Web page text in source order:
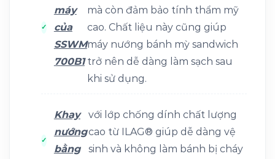
máy
của
SSWM
700B1
mà còn đảm bảo tính thẩm mỹ
cao. Chất liệu này cũng giúp
máy nướng bánh mỳ sandwich
trở nên dễ dàng làm sạch sau
khi sử dụng.
Khay
nướng
bằng
với lớp chống dính chất lượng
cao từ ILAG® giúp dễ dàng vệ
sinh và không làm bánh bị cháy